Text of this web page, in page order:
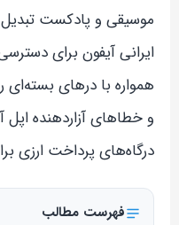
موسیقی و پادکست
ایرانی آیفون برای
همواره با درهای بسته‌ای
و خطاهای آزاردهنده
درگاه‌های پرداخت ارزی
فهرست مطالب